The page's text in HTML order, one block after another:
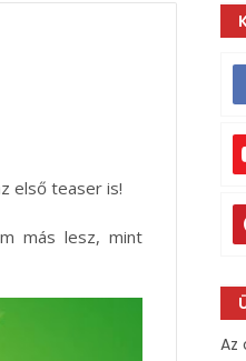
első teaser is!
más lesz, mint
Az